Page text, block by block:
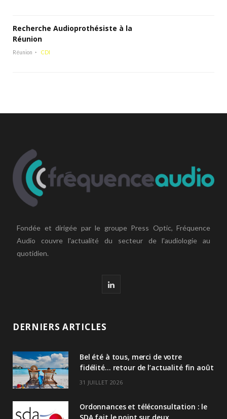
Recherche Audioprothésiste à la
Réunion
Réunion CDI
Fondée et dirigée par le groupe Press Optic, Fréquence
Audio couvre l'actualité du secteur de l'audiologie au
quotidien.
L
e
n
DERNIERS ARTICLES
Bel été à tous, merci de votre
fidélité… retour de l’actualité fin août
31 JUILLET 2026
Ordonnances et téléconsultation : le